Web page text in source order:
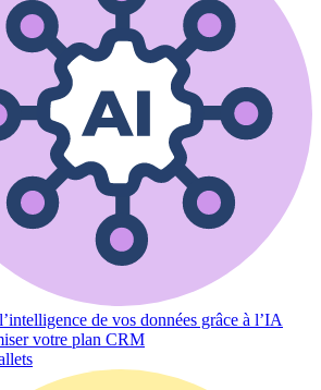
de vos données grâce à l’IA
votre plan CRM